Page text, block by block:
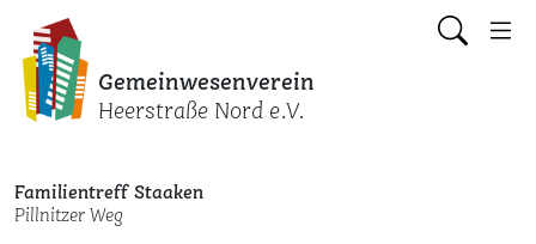
Gemeinwesenverein
Heerstraße Nord e.V.
Familientreff Staaken
Pillnitzer Weg